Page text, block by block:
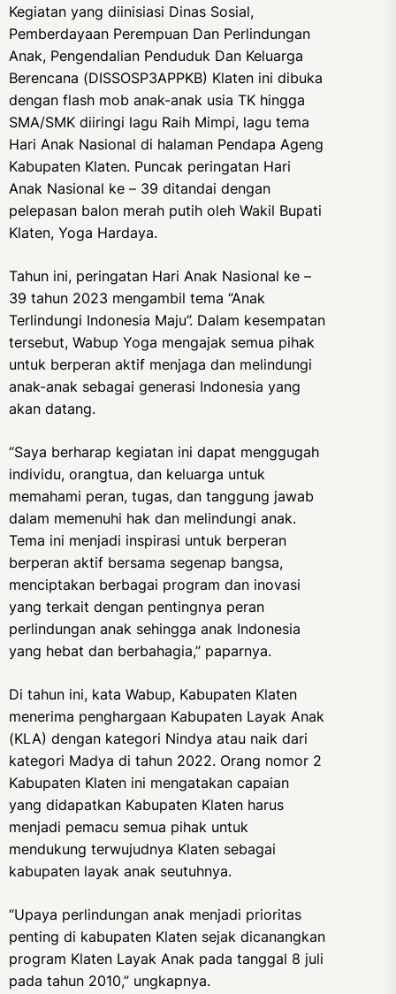
Kegiatan yang diinisiasi Dinas Sosial,
Pemberdayaan Perempuan Dan Perlindungan
Anak, Pengendalian Penduduk Dan Keluarga
Berencana (DISSOSP3APPKB) Klaten ini dibuka
dengan flash mob anak-anak usia TK hingga
SMA/SMK diiringi lagu Raih Mimpi, lagu tema
Hari Anak Nasional di halaman Pendapa Ageng
Kabupaten Klaten. Puncak peringatan Hari
Anak Nasional ke – 39 ditandai dengan
pelepasan balon merah putih oleh Wakil Bupati
Klaten, Yoga Hardaya.
Tahun ini, peringatan Hari Anak Nasional ke –
39 tahun 2023 mengambil tema “Anak
Terlindungi Indonesia Maju”. Dalam kesempatan
tersebut, Wabup Yoga mengajak semua pihak
untuk berperan aktif menjaga dan melindungi
anak-anak sebagai generasi Indonesia yang
akan datang.
“Saya berharap kegiatan ini dapat menggugah
individu, orangtua, dan keluarga untuk
memahami peran, tugas, dan tanggung jawab
dalam memenuhi hak dan melindungi anak.
Tema ini menjadi inspirasi untuk berperan
berperan aktif bersama segenap bangsa,
menciptakan berbagai program dan inovasi
yang terkait dengan pentingnya peran
perlindungan anak sehingga anak Indonesia
yang hebat dan berbahagia,” paparnya.
Di tahun ini, kata Wabup, Kabupaten Klaten
menerima penghargaan Kabupaten Layak Anak
(KLA) dengan kategori Nindya atau naik dari
kategori Madya di tahun 2022. Orang nomor 2
Kabupaten Klaten ini mengatakan capaian
yang didapatkan Kabupaten Klaten harus
menjadi pemacu semua pihak untuk
mendukung terwujudnya Klaten sebagai
kabupaten layak anak seutuhnya.
“Upaya perlindungan anak menjadi prioritas
penting di kabupaten Klaten sejak dicanangkan
program Klaten Layak Anak pada tanggal 8 juli
pada tahun 2010,” ungkapnya.